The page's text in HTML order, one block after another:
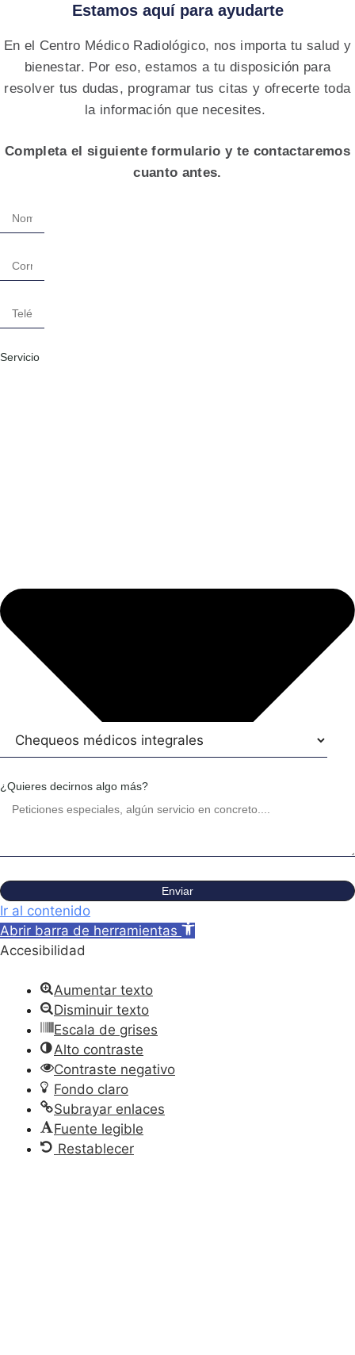
Estamos aquí para ayudarte
En el Centro Médico Radiológico, nos importa tu salud y
bienestar. Por eso, estamos a tu disposición para
resolver tus dudas, programar tus citas y ofrecerte toda
la información que necesites.
Completa el siguiente formulario y te contactaremos
cuanto antes.
Servicio
¿Quieres decirnos algo más?
Enviar
Ir al contenido
Abrir barra de herramientas
Accesibilidad
Aumentar texto
Disminuir texto
Escala de grises
Alto contraste
Contraste negativo
Fondo claro
Subrayar enlaces
Fuente legible
Restablecer